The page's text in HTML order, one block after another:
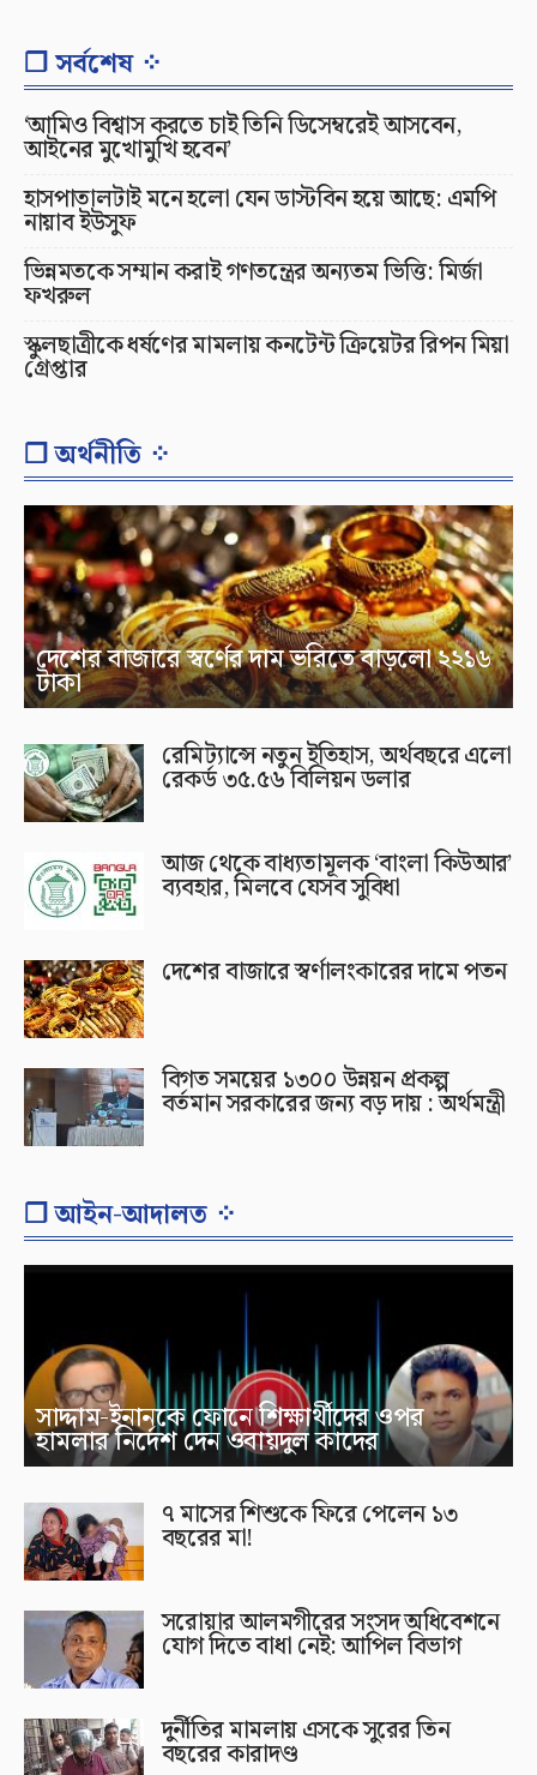
❐ সর্বশেষ ⁘
‘আমিও বিশ্বাস করতে চাই তিনি ডিসেম্বরেই আসবেন,
আইনের মুখোমুখি হবেন’
হাসপাতালটাই মনে হলো যেন ডাস্টবিন হয়ে আছে: এমপি
নায়াব ইউসুফ
ভিন্নমতকে সম্মান করাই গণতন্ত্রের অন্যতম ভিত্তি: মির্জা
ফখরুল
স্কুলছাত্রীকে ধর্ষণের মামলায় কনটেন্ট ক্রিয়েটর রিপন মিয়া
গ্রেপ্তার
❐ অর্থনীতি ⁘
দেশের বাজারে স্বর্ণের দাম ভরিতে বাড়লো ২২১৬
টাকা
রেমিট্যান্সে নতুন ইতিহাস, অর্থবছরে এলো
রেকর্ড ৩৫.৫৬ বিলিয়ন ডলার
আজ থেকে বাধ্যতামূলক ‘বাংলা কিউআর’
ব্যবহার, মিলবে যেসব সুবিধা
দেশের বাজারে স্বর্ণালংকারের দামে পতন
বিগত সময়ের ১৩০০ উন্নয়ন প্রকল্প
বর্তমান সরকারের জন্য বড় দায় : অর্থমন্ত্রী
❐ আইন-আদালত ⁘
সাদ্দাম-ইনানকে ফোনে শিক্ষার্থীদের ওপর
হামলার নির্দেশ দেন ওবায়দুল কাদের
৭ মাসের শিশুকে ফিরে পেলেন ১৩
বছরের মা!
সরোয়ার আলমগীরের সংসদ অধিবেশনে
যোগ দিতে বাধা নেই: আপিল বিভাগ
দুর্নীতির মামলায় এসকে সুরের তিন
বছরের কারাদণ্ড